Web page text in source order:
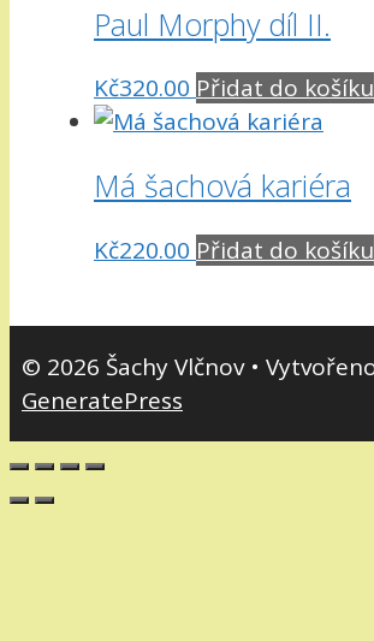
Paul Morphy díl II.
Kč320.00 Přidat do košíku
Má šachová kariéra
Kč220.00 Přidat do košíku
© 2026 Šachy Vlčnov•
GeneratePress